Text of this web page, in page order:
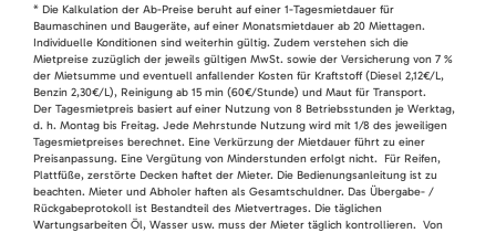
* Die Kalkulation der Ab-Preise beruht auf einer 1-Tagesmietdauer für
Baumaschinen und Baugeräte, auf einer Monatsmietdauer ab 20 Miettagen.
Individuelle Konditionen sind weiterhin gültig. Zudem verstehen sich die
Mietpreise zuzüglich der jeweils gültigen MwSt. sowie der Versicherung von 7 %
der Mietsumme und eventuell anfallender Kosten für Kraftstoff (Diesel 2,12€/L,
Benzin 2,30€/L), Reinigung ab 15 min (60€/Stunde) und Maut für Transport.
Der Tagesmietpreis basiert auf einer Nutzung von 8 Betriebsstunden je Werktag,
d. h. Montag bis Freitag. Jede Mehrstunde Nutzung wird mit 1/8 des jeweiligen
Tagesmietpreises berechnet. Eine Verkürzung der Mietdauer führt zu einer
Preisanpassung. Eine Vergütung von Minderstunden erfolgt nicht. Für Reifen,
Plattfüße, zerstörte Decken haftet der Mieter. Die Bedienungsanleitung ist zu
beachten. Mieter und Abholer haften als Gesamtschuldner. Das Übergabe- /
Rückgabeprotokoll ist Bestandteil des Mietvertrages. Die täglichen
Wartungsarbeiten Öl, Wasser usw. muss der Mieter täglich kontrollieren. Von